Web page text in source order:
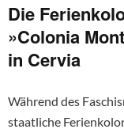
Die
»Colonia
in Cervia
Während des
staatliche